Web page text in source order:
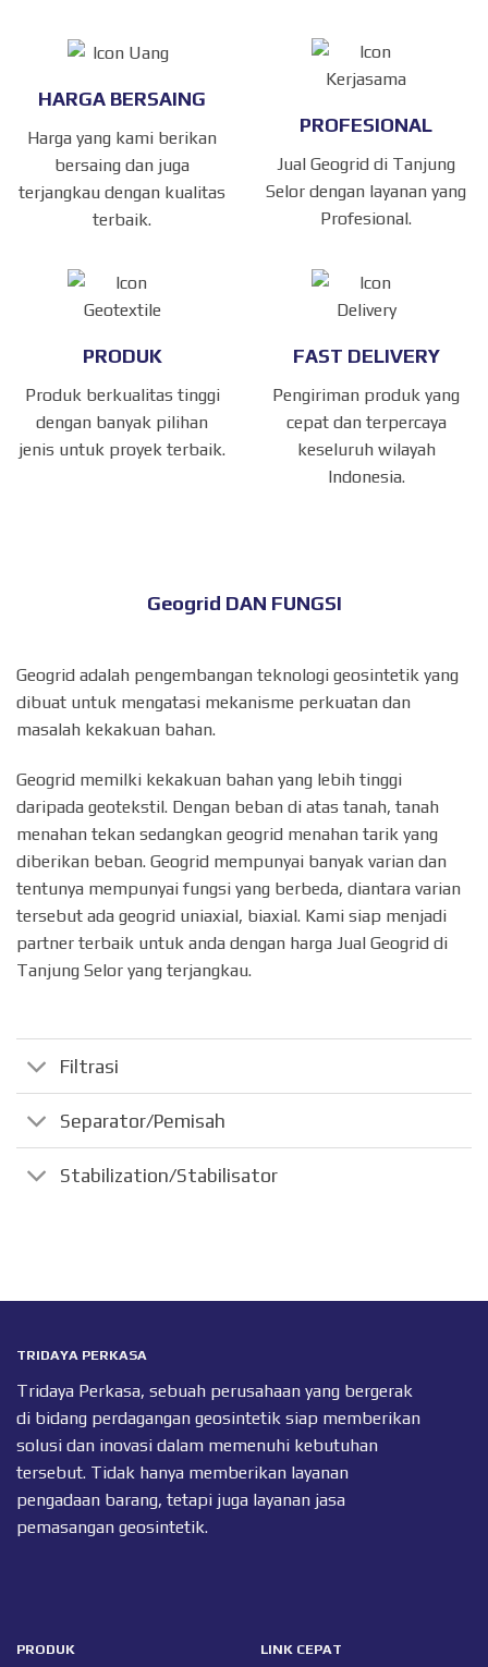
HARGA BERSAING
Harga yang kami berikan
bersaing dan juga
terjangkau dengan kualitas
terbaik.
PROFESIONAL
Jual Geogrid di Tanjung
Selor dengan layanan yang
Profesional.
PRODUK
Produk berkualitas tinggi
dengan banyak pilihan
jenis untuk proyek terbaik.
FAST DELIVERY
Pengiriman produk yang
cepat dan terpercaya
keseluruh wilayah
Indonesia.
Geogrid DAN FUNGSI
Geogrid adalah pengembangan teknologi geosintetik yang
dibuat untuk mengatasi mekanisme perkuatan dan
masalah kekakuan bahan.
Geogrid memilki kekakuan bahan yang lebih tinggi
daripada geotekstil. Dengan beban di atas tanah, tanah
menahan tekan sedangkan geogrid menahan tarik yang
diberikan beban. Geogrid mempunyai banyak varian dan
tentunya mempunyai fungsi yang berbeda, diantara varian
tersebut ada geogrid uniaxial, biaxial. Kami siap menjadi
partner terbaik untuk anda dengan harga Jual Geogrid di
Tanjung Selor yang terjangkau.
Filtrasi
Separator/Pemisah
Stabilization/Stabilisator
TRIDAYA PERKASA
Tridaya Perkasa, sebuah perusahaan yang bergerak
di bidang perdagangan geosintetik siap memberikan
solusi dan inovasi dalam memenuhi kebutuhan
tersebut. Tidak hanya memberikan layanan
pengadaan barang, tetapi juga layanan jasa
pemasangan geosintetik.
PRODUK LINK CEPAT